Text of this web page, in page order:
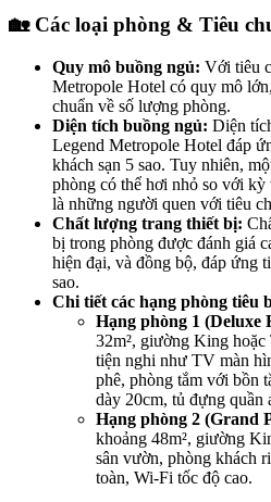
🏡 Các loại phòng & Tiêu
Quy mô buồng ngủ: Với tiêu
Metropole Hotel có quy mô
chuẩn về số lượng phòng.
Diện tích buồng ngủ: Diện
Legend Metropole Hotel đáp
khách sạn 5 sao. Tuy nhiên,
phòng có thể hơi nhỏ so với kỳ
là những người quen với tiêu
Chất lượng trang thiết bị:
bị trong phòng được đánh giá
hiện đại, và đồng bộ, đáp ứng
sao.
Chi tiết các hạng phòng tiêu
Hạng phòng 1 (Deluxe
32m², giường King
tiện nghi như TV màn
phê, phòng tắm với bồn
dày 20cm, tủ đựng quần
Hạng phòng 2 (Grand
khoảng 48m², giường
sân vườn, phòng khách
toàn, Wi-Fi tốc độ cao.